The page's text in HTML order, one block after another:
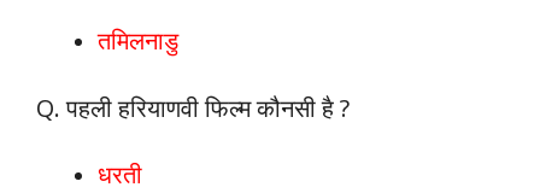
तमिलनाडु
Q. पहली हरियाणवी फिल्म कौनसी है ?
धरती